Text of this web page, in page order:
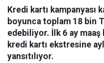
Kredi kartı kampanyası
boyunca toplam 18 bin
edebiliyor. İlk 6 ay maaş
kredi kartı ekstresine
yansıtılıyor.